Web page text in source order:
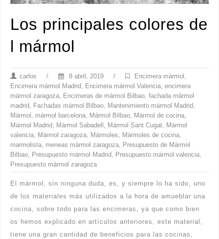
Los principales colores de
l mármol
carlos / 8 abril, 2019 / Encimera mármol ,
Encimera mármol Madrid, Encimera mármol Valencia, encimera
mármol zaragoza, Encimeras de mármol Bilbao, fachada mármol
madrid, Fachadas mármol Bilbao, Mantenimiento mármol Madrid,
Mármol , mármol barcelona, Mármol Bilbao, Mármol de cocina,
Mármol Madrid, Mármol Sabadell , Mármol Sant Cugat, Mármol
valencia, Mármol zaragoza, Mármoles, Mármoles de cocina,
marmolista, meneas mármol zaragoza, Presupuesto de Mármol
Bilbao, Presupuesto mármol Madrid, Presupuesto mármol valencia,
Presupuesto mármol zaragoza
El mármol, sin ninguna duda, es, y siempre lo ha sido, uno
de los materiales más utilizados a la hora de amueblar una
cocina, sobre todo para las encimeras, ya que como bien
os hemos explicado en artículos anteriores, este material,
tiene una gran cantidad de beneficios para las cocinas,